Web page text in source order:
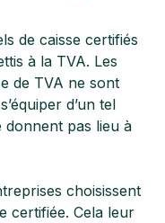
de caisse certifiés
à la TVA. Les
de TVA ne sont
d’un tel
donnent pas lieu à
choisissent
certifiée. Cela leur